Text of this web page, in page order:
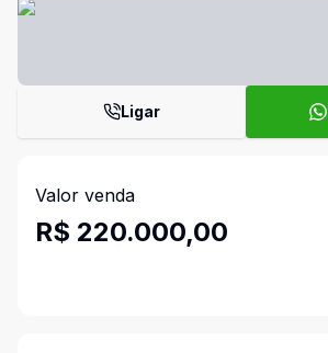
Ligar
Valor venda
R$ 220.000,00